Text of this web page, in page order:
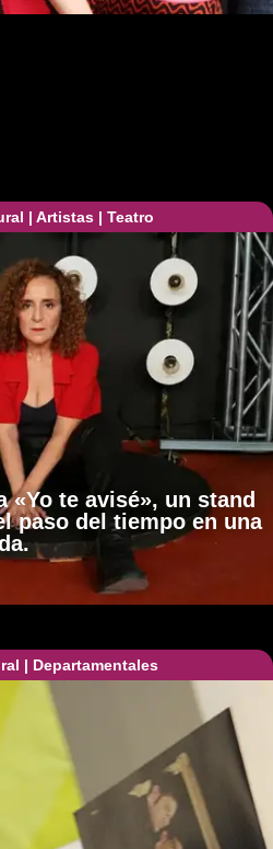
| Artistas | Teatro
«Yo te avisé», un stand
paso del tiempo en una
| Departamentales